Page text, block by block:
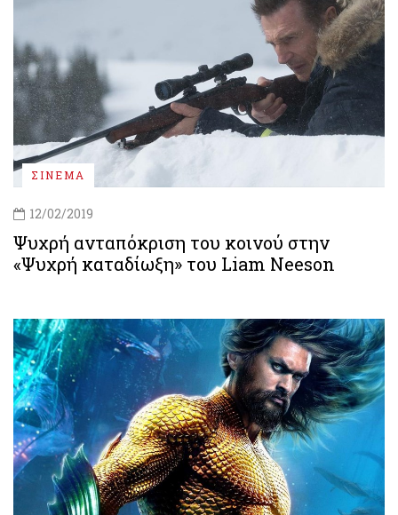
ΣΙΝΕΜΑ
12/02/2019
Ψυχρή ανταπόκριση του κοινού στην
«Ψυχρή καταδίωξη» του Liam Neeson